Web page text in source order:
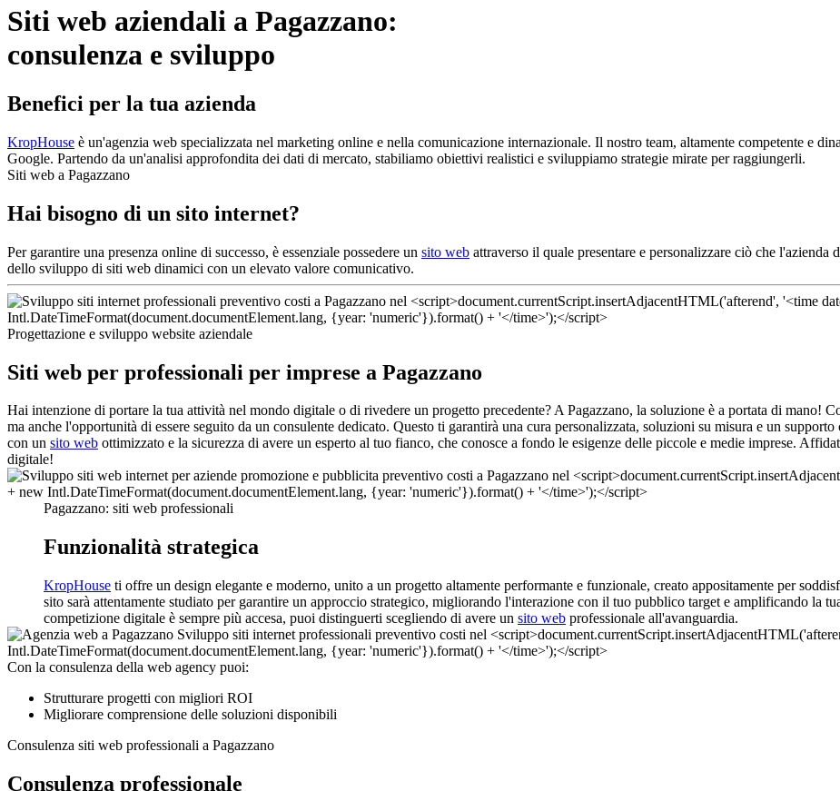
Siti web aziendali a Pagazzano:
consulenza e sviluppo
Benefici per la tua azienda
KropHouse è un'agenzia web specializzata nel marketing online e nella comunicazione internazionale. Il nostro team, altamente competente e
Google. Partendo da un'analisi approfondita dei dati di mercato, stabiliamo obiettivi realistici e sviluppiamo strategie mirate per raggiungerli.
Siti web a Pagazzano
Hai bisogno di un sito internet?
Per garantire una presenza online di successo, è essenziale possedere un sito web attraverso il quale presentare e personalizzare ciò che l'azienda
dello sviluppo di siti web dinamici con un elevato valore comunicativo.
Progettazione e sviluppo website aziendale
Siti web per professionali per imprese a Pagazzano
Hai intenzione di portare la tua attività nel mondo digitale o di rivedere un progetto precedente? A Pagazzano, la soluzione è a portata di mano!
ma anche l'opportunità di essere seguito da un consulente dedicato. Questo ti garantirà una cura personalizzata, soluzioni su misura e un
con un sito web ottimizzato e la sicurezza di avere un esperto al tuo fianco, che conosce a fondo le esigenze delle piccole e medie imprese.
digitale!
Pagazzano: siti web professionali
Funzionalità strategica
KropHouse ti offre un design elegante e moderno, unito a un progetto altamente performante e funzionale, creato appositamente per
sito sarà attentamente studiato per garantire un approccio strategico, migliorando l'interazione con il tuo pubblico target e amplificando la
competizione digitale è sempre più accesa, puoi distinguerti scegliendo di avere un sito web professionale all'avanguardia.
Con la consulenza della web agency puoi:
Strutturare progetti con migliori ROI
Migliorare comprensione delle soluzioni disponibili
Consulenza siti web professionali a Pagazzano
Consulenza professionale